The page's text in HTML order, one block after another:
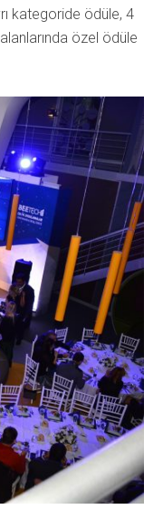
kategoride ödüle, 4
özel ödüle